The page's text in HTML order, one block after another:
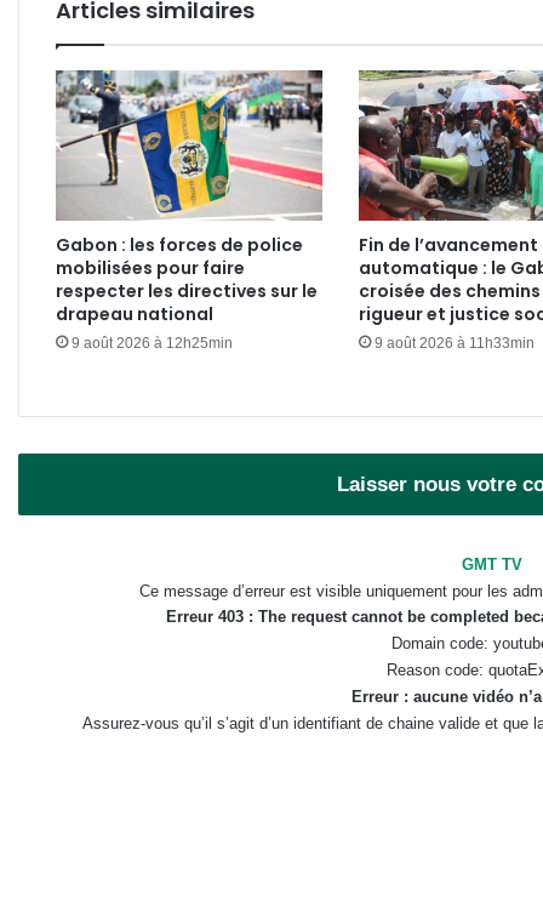
Articles similaires
Gabon : les forces de police
mobilisées pour faire
respecter les directives sur le
drapeau national
9 août 2026 à 12h25min
Fin de l’avancement
automatique : le
croisée des
rigueur et justice
9 août 2026 à 11h33min
Laisser nous votre
GMT TV
Ce message d’erreur est visible uniquement pour les
Erreur 403 : The request cannot be completed
Domain code:
Reason code:
Erreur : aucune vidéo
Assurez-vous qu’il s’agit d’un identifiant de chaine valide et